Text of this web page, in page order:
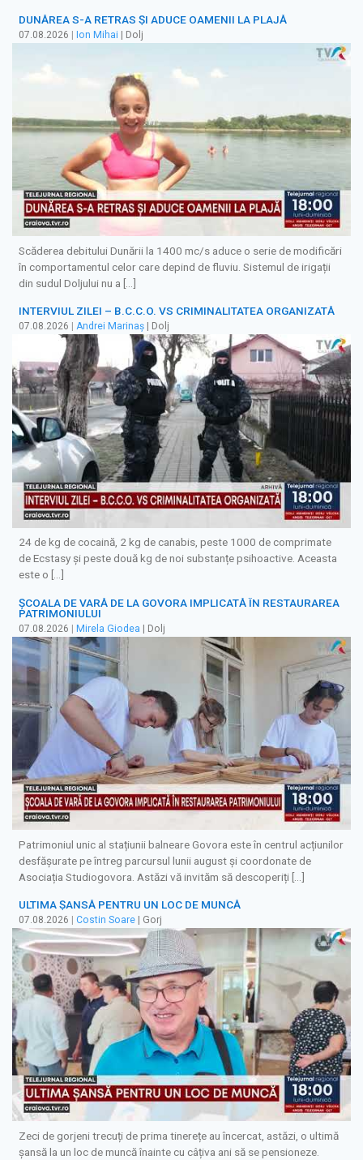
DUNĂREA S-A RETRAS ŞI ADUCE OAMENII LA PLAJĂ
07.08.2026 Ion Mihai | Dolj
Scăderea debitului Dunării la 1400 mc/s aduce o serie de modificări
în comportamentul celor care depind de fluviu. Sistemul de irigații
din sudul Doljului nu a […]
INTERVIUL ZILEI – B.C.C.O. VS CRIMINALITATEA ORGANIZATĂ
07.08.2026 Andrei Marinaș | Dolj
24 de kg de cocaină, 2 kg de canabis, peste 1000 de comprimate
de Ecstasy și peste două kg de noi substanțe psihoactive. Aceasta
este o […]
ȘCOALA DE VARĂ DE LA GOVORA IMPLICATĂ ÎN RESTAURAREA
PATRIMONIULUI
07.08.2026 | Mirela Giodea | Dolj
Patrimoniul unic al stațiunii balneare Govora este în centrul acțiunilor
desfășurate pe întreg parcursul lunii august și coordonate de
Asociația Studiogovora. Astăzi vă invităm să descoperiți […]
ULTIMA ȘANSĂ PENTRU UN LOC DE MUNCĂ
07.08.2026 Costin Soare | Gorj
Zeci de gorjeni trecuți de prima tinerețe au încercat, astăzi, o ultimă
șansă la un loc de muncă înainte cu câțiva ani să se pensioneze.